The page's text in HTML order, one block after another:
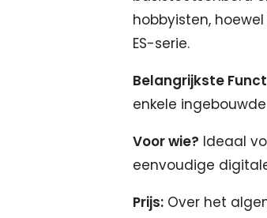
hobbyisten,
ES-serie.
Belangrijkste
enkele
Voor wie? Ideaal
eenvoudige
Prijs: Over het